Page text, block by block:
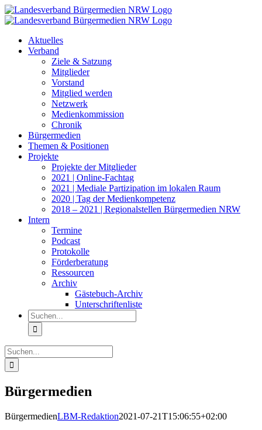
Zum
Inhalt
Aktuelles
Verband
Ziele & Satzung
Mitglieder
Vorstand
Mitglied werden
Netzwerk
Medienkommission
Chronik
Bürgermedien
Themen & Positionen
Projekte
Projekte der Mitglieder
2021 | Online-Fachtag
2021 | Mediale Partizipation im lokalen Raum
2020 | Tag der Medienkompetenz
2018 – 2021 | Regionalstellen Bürgermedien NRW
Intern
Termine
Podcast
Protokolle
Förderberatung
Ressourcen
Archiv
Gästebuch-Archiv
Unterschriftenliste
Suche
nach:
Suche
nach:
Bürgermedien
BürgermedienLBM-Redaktion2021-07-21T15:06:55+02:00